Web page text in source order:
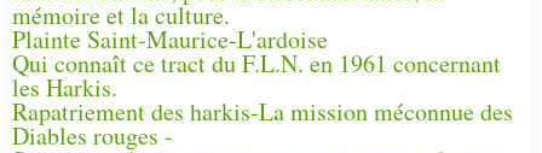
mémoire et la culture.
Plainte Saint-Maurice-L'ardoise
Qui connaît ce tract du F.L.N. en 1961 concernant
les Harkis.
Rapatriement des harkis-La mission méconnue des
Diables rouges -